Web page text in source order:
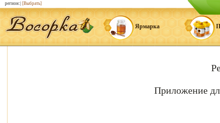
Ярмарка
Приложение
регион:| [Выбрать]